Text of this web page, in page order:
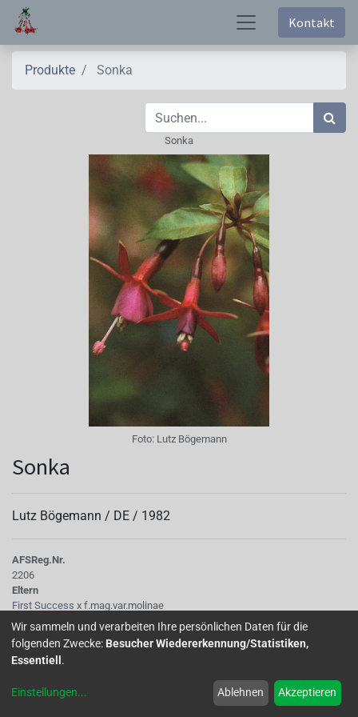
Kontakt
Produkte Sonka
Sonka
Foto: Lutz Bögemann
Sonka
Lutz Bögemann / DE / 1982
AFSReg.Nr.
2206
Eltern
First Success x f.mag.var.molinae
Tubus
dick mattrot, kurz
Sepalen
scharlachrot mit leicht gelbgrünen Spitzen, schmal
hellviolett-lila mit hellrubinroter Basis und Äderung
Wir sammeln und verarbeiten Ihre persönlichen Daten für die
folgenden Zwecke: Besucher Wiedererkennung/Statistiken,
Essentiell .
Einstellungen... Ablehnen Akzeptieren